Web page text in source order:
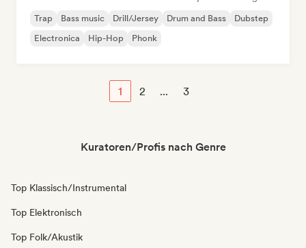
Trap Bass music Drill/Jersey Drum and Bass
Dubstep
Electronica
Hip-Hop Phonk
1 2 ... 3
Kuratoren/Profis nach Genre
Top Klassisch/Instrumental
Top Elektronisch
Top Folk/Akustik